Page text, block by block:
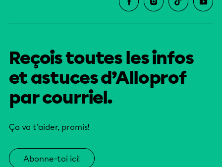
Reçois toutes les infos
et astuces d’Alloprof
par courriel.
Ça va t’aider, promis!
Abonne-toi ici!